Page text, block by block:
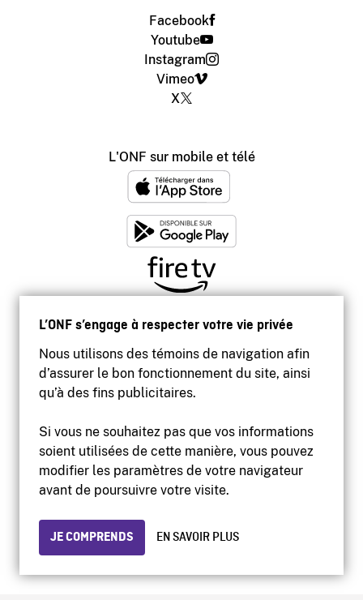
L’ONF s’engage à respecter votre vie privée
Nous utilisons des témoins de navigation afin
d’assurer le bon fonctionnement du site, ainsi
qu’à des fins publicitaires.
Si vous ne souhaitez pas que vos informations
soient utilisées de cette manière, vous pouvez
modifier les paramètres de votre navigateur
avant de poursuivre votre visite.
JE COMPRENDS EN SAVOIR PLUS
Facebook
Youtube
Instagram
Vimeo
X
L'ONF sur mobile et télé
Accessibilité
Site institutionnel
Protection des renseignements personnels
© 2026 Office national du film du Canada